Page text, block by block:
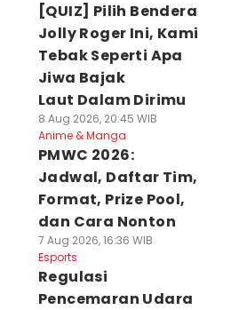
[QUIZ] Pilih Bendera
Jolly Roger Ini, Kami
Tebak Seperti Apa
Jiwa Bajak
Laut Dalam Dirimu
8 Aug 2026, 20:45 WIB
Anime & Manga
PMWC 2026:
Jadwal, Daftar Tim,
Format, Prize Pool,
dan Cara Nonton
7 Aug 2026, 16:36 WIB
Esports
Regulasi
Pencemaran Udara